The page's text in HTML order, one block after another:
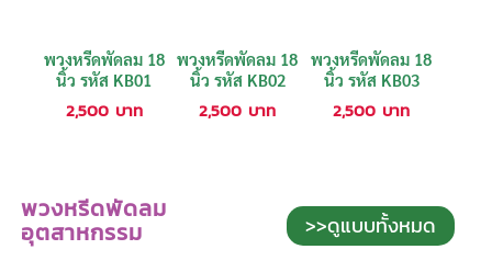
พวงหรีดพัดลม 18
นิ้ว รหัส KB01
2,500 บาท
พวงหรีดพัดลม 18
นิ้ว รหัส KB02
2,500 บาท
พวงหรีดพัดลม 18
นิ้ว รหัส KB03
2,500 บาท
พวงหรีดพัดลม
อุตสาหกรรม >>ดูแบบทั้งหมด